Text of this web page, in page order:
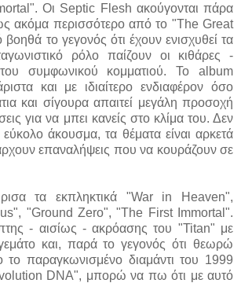
Οι Septic Flesh ακούγονται πάρα
ακόμα περισσότερο από το "The Great
το γεγονός ότι έχουν ενισχυθεί τα
ρόλο παίζουν οι κιθάρες -
συμφωνικού κομματιού. Το album
και με ιδιαίτερο ενδιαφέρον όσο
και σίγουρα απαιτεί μεγάλη προσοχή
για να μπει κανείς στο κλίμα του. Δεν
εύκολο άκουσμα, τα θέματα είναι αρκετά
επαναλήψεις που να κουράζουν σε
τα εκπληκτικά "War in Heaven",
"Ground Zero", "The First Immortal".
- αισίως - ακρόασης του "Titan" με
και, παρά το γεγονός ότι θεωρώ
το παραγκωνισμένο διαμάντι του 1999
DNA", μπορώ να πω ότι με αυτό